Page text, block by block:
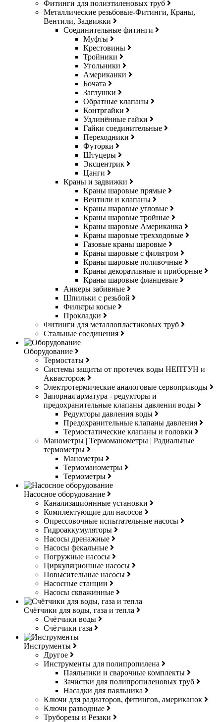
Фитинги для полиэтиленовых труб
Металлические резьбовые-Фитинги, Краны,
Вентили, Задвижки
Соединительные фитинги
Муфты
Крестовины
Тройники
Угольники
Американки
Бочата
Заглушки
Обратные клапаны
Контргайки
Удлинённые гайки
Гайки соединительные
Переходники
Футорки
Штуцеры
Эксцентрик
Цанги
Краны и задвижки
Краны шаровые прямые
Вентили и клапаны
Краны шаровые угловые
Краны шаровые тройные
Краны шаровые Американка
Краны шаровые трехходовые
Газовые краны шаровые
Краны шаровые с фильтром
Краны шаровые поливочные
Краны декоративные и приборные
Краны шаровые фланцевые
Анкеры забивные
Шпильки с резьбой
Фильтры косые
Прокладки
Фитинги для металлопластиковых труб
Стальные соединения
Оборудование
Термостаты
Системы защиты от протечек воды НЕПТУН и
Аквасторож
Электротермические аналоговые сервоприводы
Запорная арматура - редукторы и
предохранительные клапаны давления воды
Редукторы давления воды
Предохранительные клапаны давления
Термостатические клапаны и головки
Манометры | Термоманометры | Радиальные
термометры
Манометры
Термоманометры
Термометры
Насосное оборудование
Канализационнные установки
Комплектующие для насосов
Опрессовочные испытательные насосы
Гидроаккумуляторы
Насосы дренажные
Насосы фекальные
Погружные насосы
Циркуляционные насосы
Повысительные насосы
Насосные станции
Насосы скважинные
Счётчики для воды, газа и тепла
Счётчики воды
Счётчики газа
Инструменты
Другое
Инструменты для полипропилена
Паяльники и сварочные комплекты
Зачистки для полипропиленовых труб
Насадки для паяльника
Ключи для радиаторов, фитингов, американок
Ключи разводные
Труборезы и Резаки